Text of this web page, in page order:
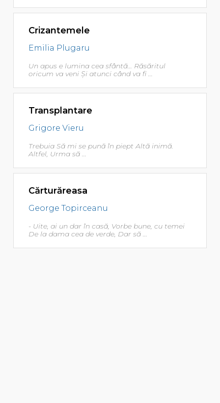
Crizantemele
Emilia Plugaru
Un apus e lumina cea sfântă... Răsăritul
oricum va veni Şi atunci când va fi ...
Transplantare
Grigore Vieru
Trebuia Să mi se pună în piept Altă inimă.
Altfel, Urma să ...
Cărturăreasa
George Topirceanu
- Uite, ai un dar în casă, Vorbe bune, cu temei
De la dama cea de verde, Dar să ...